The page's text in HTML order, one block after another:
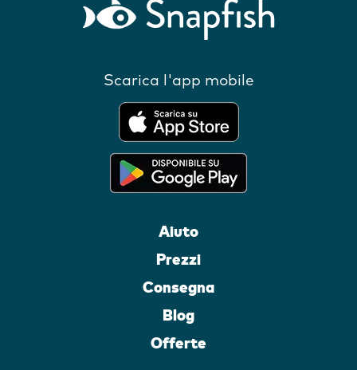
Scarica l'app mobile
Aiuto
Prezzi
Consegna
Blog
Offerte